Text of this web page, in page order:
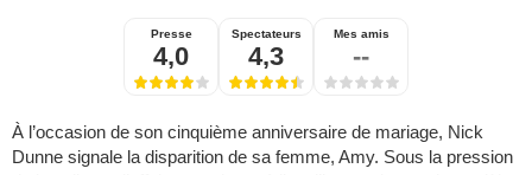
Presse
4,0
Spectateurs
4,3
Mes amis
--
À l’occasion de son cinquième anniversaire de mariage, Nick
Dunne signale la disparition de sa femme, Amy. Sous la pression